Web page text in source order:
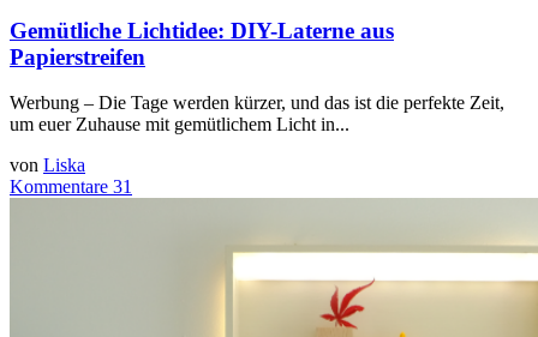
Gemütliche Lichtidee: DIY-Laterne aus
Papierstreifen
Werbung – Die Tage werden kürzer, und das ist die perfekte Zeit,
um euer Zuhause mit gemütlichem Licht in...
von Liska
Kommentare 31